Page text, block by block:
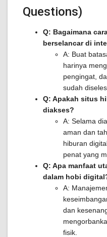
Questions)
Q: Bagaimana
berselancar di
A: Buat
harinya
pengingat,
sudah
Q: Apakah situs
diakses?
A: Selama
aman dan
hiburan
penat yang
Q: Apa manfaat
dalam hobi
A:
dan
fisik.